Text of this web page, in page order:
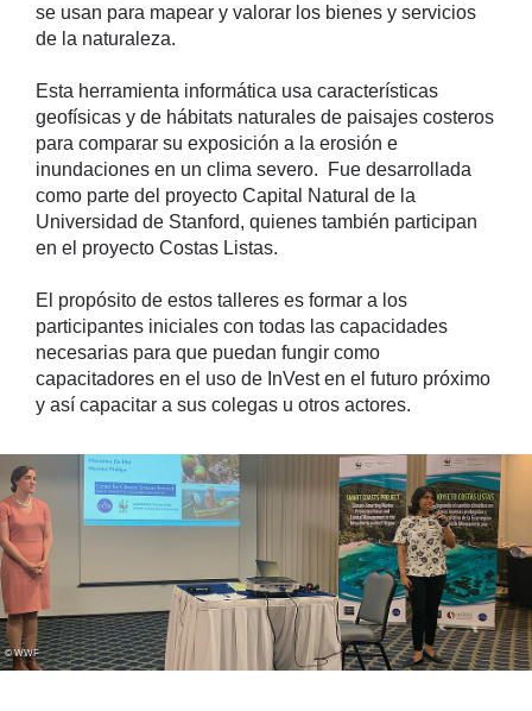
se usan para mapear y valorar los bienes y servicios
de la naturaleza.
Esta herramienta informática usa características
geofísicas y de hábitats naturales de paisajes costeros
para comparar su exposición a la erosión e
inundaciones en un clima severo. Fue desarrollada
como parte del proyecto Capital Natural de la
Universidad de Stanford, quienes también participan
en el proyecto Costas Listas.
El propósito de estos talleres es formar a los
participantes iniciales con todas las capacidades
necesarias para que puedan fungir como
capacitadores en el uso de InVest en el futuro próximo
y así capacitar a sus colegas u otros actores.
© WWF